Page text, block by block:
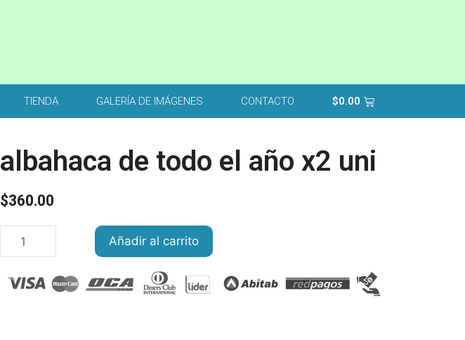
TIENDA GALERÍA DE IMÁGENES CONTACTO $0.00
albahaca de todo el año x2 uni
$360.00
Añadir al carrito